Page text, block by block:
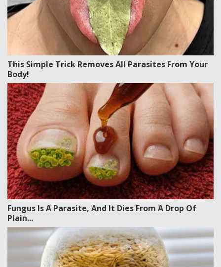
This Simple Trick Removes All Parasites From Your
Body!
Fungus Is A Parasite, And It Dies From A Drop Of
Plain...